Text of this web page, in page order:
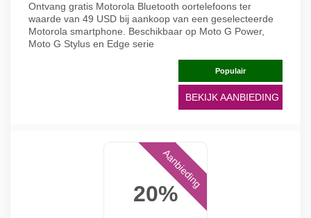
Ontvang gratis Motorola Bluetooth oortelefoons ter
waarde van 49 USD bij aankoop van een geselecteerde
Motorola smartphone. Beschikbaar op Moto G Power,
Moto G Stylus en Edge serie
Populair
BEKIJK AANBIEDING
20%
Aanbieding